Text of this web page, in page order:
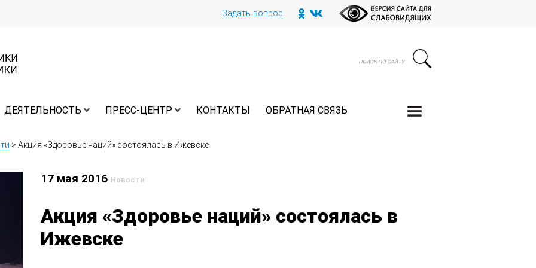
Задать вопрос
ДЕЯТЕЛЬНОСТЬ ПРЕСС-ЦЕНТР КОНТАКТЫ ОБРАТНАЯ СВЯЗЬ
> Акция «Здоровье наций» состоялась в Ижевске
17 мая 2016 Новости
Акция «Здоровье наций» состоялась в
Ижевске